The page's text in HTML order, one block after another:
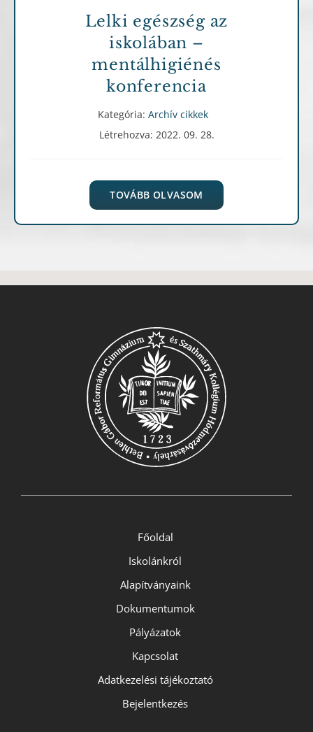
Lelki egészség az
iskolában –
mentálhigiénés
konferencia
Kategória: Archív cikkek
Létrehozva: 2022. 09. 28.
TOVÁBB OLVASOM
Főoldal
Iskolánkról
Alapítványaink
Dokumentumok
Pályázatok
Kapcsolat
Adatkezelési tájékoztató
Bejelentkezés